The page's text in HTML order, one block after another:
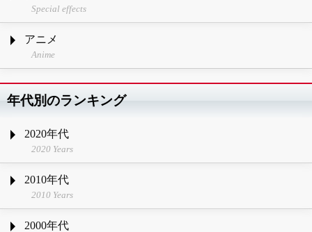
Special effects
アニメ
Anime
年代別のランキング
2020年代
2020 Years
2010年代
2010 Years
2000年代